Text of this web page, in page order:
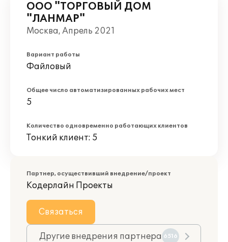
ООО "ТОРГОВЫЙ ДОМ
"ЛАНМАР"
Москва, Апрель 2021
Вариант работы
Файловый
Общее число автоматизированных рабочих мест
5
Количество одновременно работающих клиентов
Тонкий клиент: 5
Партнер, осуществивший внедрение/проект
Кодерлайн Проекты
Связаться
Другие внедрения партнера 6516